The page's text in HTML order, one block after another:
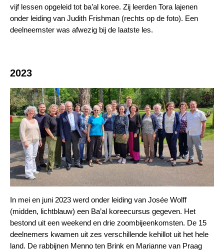
vijf lessen opgeleid tot ba’al koree. Zij leerden Tora lajenen
onder leiding van Judith Frishman (rechts op de foto). Een
deelneemster was afwezig bij de laatste les.
2023
In mei en juni 2023 werd onder leiding van Josée Wolff
(midden, lichtblauw) een Ba’al koreecursus gegeven. Het
bestond uit een weekend en drie zoombijeenkomsten. De 15
deelnemers kwamen uit zes verschillende kehillot uit het hele
land. De rabbijnen Menno ten Brink en Marianne van Praag